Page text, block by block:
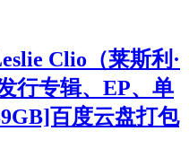
Clio（莱斯利·
行专辑、EP、单
百度云盘打包